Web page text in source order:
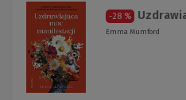
-28 %
Emma Mumford